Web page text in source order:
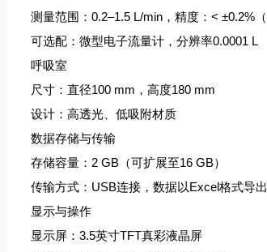
测量范围：0.2–1.5 L/min，精度：< ±0.2%
可选配：微型电子流量计，分辨率0.0001 L
呼吸室
尺寸：直径100 mm，高度180 mm
设计：高透光、低吸附材质
数据存储与传输
存储容量：2 GB（可扩展至16 GB）
传输方式：USB连接，数据以Excel格式导出
显示与操作
显示屏：3.5英寸TFT真彩液晶屏